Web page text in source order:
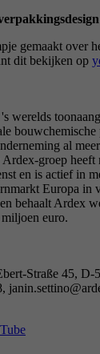
gemaakt over
dit bekijken op
werelds
al
groep heeft
en is actief in
Europa in
behaalt Ardex
euro.
Straße 45, D-